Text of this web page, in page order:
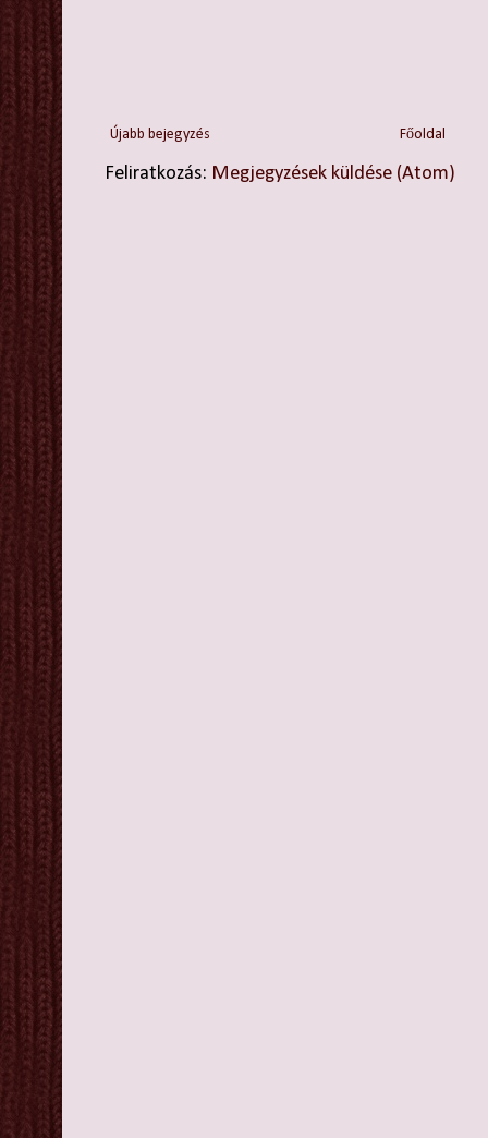
Újabb bejegyzés Főoldal
Feliratkozás: Megjegyzések küldése (Atom)